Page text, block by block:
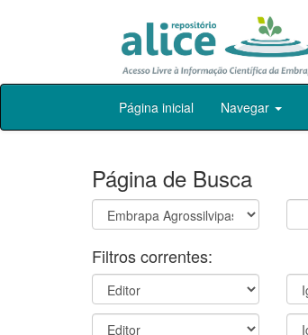
Skip
Página inicial Navegar
Página de Busca
Filtros correntes: